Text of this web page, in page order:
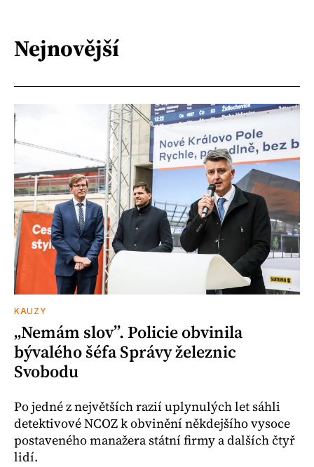
Nejnovější
KAUZY
„Nemám slov”. Policie obvinila
bývalého šéfa Správy železnic
Svobodu
Po jedné z největších razií uplynulých let sáhli
detektivové NCOZ k obvinění někdejšího vysoce
postaveného manažera státní firmy a dalších čtyř
lidí.